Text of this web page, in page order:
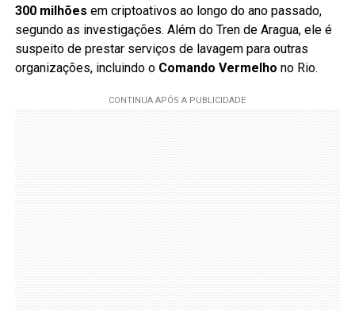
300 milhões em criptoativos ao longo do ano passado,
segundo as investigações. Além do Tren de Aragua, ele é
suspeito de prestar serviços de lavagem para outras
organizações, incluindo o Comando Vermelho no Rio.